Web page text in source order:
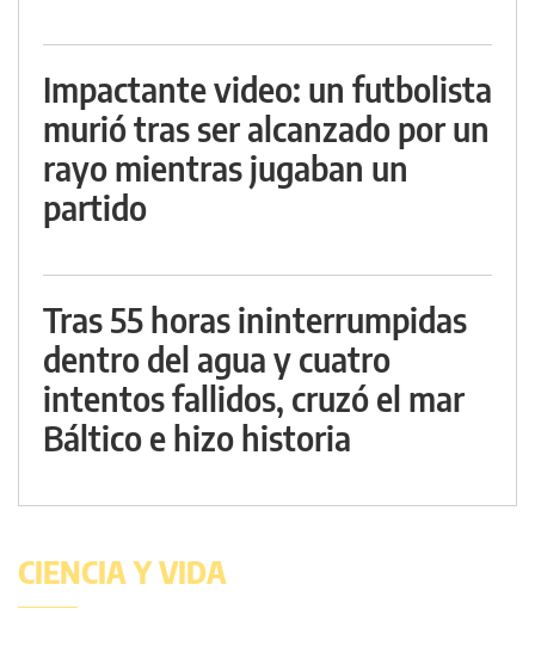
Impactante video: un futbolista
murió tras ser alcanzado por un
rayo mientras jugaban un
partido
Tras 55 horas ininterrumpidas
dentro del agua y cuatro
intentos fallidos, cruzó el mar
Báltico e hizo historia
CIENCIA Y VIDA